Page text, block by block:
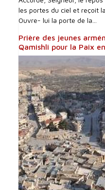
les portes du ciel et reçoit
Ouvre- lui la porte de la...
Prière des jeunes
Qamishli pour la Paix